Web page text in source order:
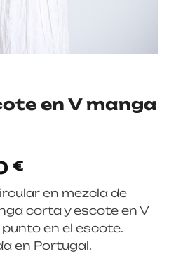
en V manga
€.
€
precio
actual
es:
55,30 €.
en mezcla de
corta y escote en V
en el escote.
en Portugal.